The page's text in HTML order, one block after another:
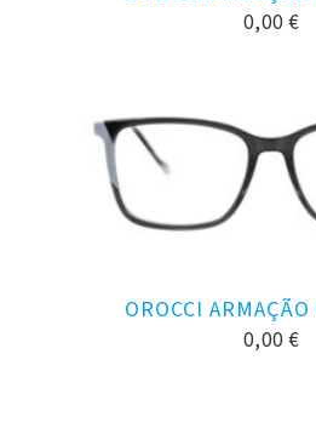
0,00 €
OROCCI
0,00 €